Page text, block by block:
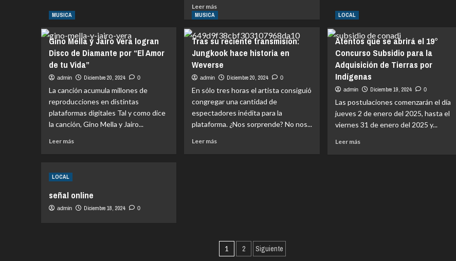
sacrificio
humano
en
Puerto
Saavedra
conmocionó
la
historia
de
la
sub-
Leer más
Discusión
terminó
en
homicidio:
Joven
agredido
con
disparo
de
e
la
S-
40:
Conductor
de
furgón
escolar
tras
colisión
MUSICA
Gino Mella y Jairo Vera logran
Disco de Diamante por “El Amor
de tu Vida”
admin Diciembre 20, 2024 0
La canción acumula millones de
reproducciones en distintas
plataformas digitales Tal y como dice
la canción, Gino Mella y Jairo...
Leer másLeer
Jairo
Vera
MUSICA
Tras su reciente transmisión:
Jungkook hace historia en
Weverse
admin Diciembre 20, 2024 0
En sólo tres horas el artista consiguió
congregar una cantidad de
espectadores inédita para la
plataforma. ¿Nos sorprende? No nos...
Leer más
Weverse
LOCAL
Atentos que se abrirá el 19°
Concurso Subsidio para la
Adquisición de Tierras por
Indígenas
admin Diciembre 19, 2024 0
Las postulaciones comenzarán el día
jueves 2 de enero del 2025, hasta el
viernes 31 de enero del 2025 y...
Leer más
LOCAL
señal online
admin Diciembre 18, 2024 0
Paginación
1 2 Siguiente